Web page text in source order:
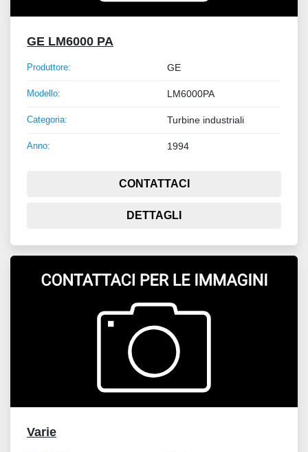
GE LM6000 PA
Produttore: GE
Modello: LM6000PA
Categoria: Turbine industriali
Anno: 1994
CONTATTACI
DETTAGLI
Varie